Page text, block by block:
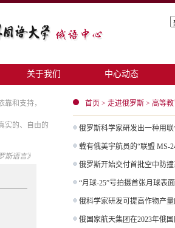
关于我们 中心动态
靠和支持，
实的、自由的
斯语言》
首页 > 走进俄罗斯 > 高等
俄罗斯科学家研发出一种用
载有俄美宇航员的“联盟 MS-
俄罗斯开始交付首批空中防
“月球-25”号拍摄首张月球表
俄科学家研发可提高作物产
俄国家航天集团在2023年俄